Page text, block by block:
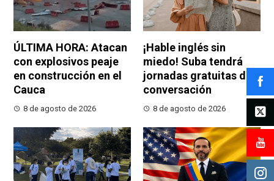
ÚLTIMA HORA: Atacan
con explosivos peaje
en construcción en el
Cauca
8 de agosto de 2026
¡Hable inglés sin
miedo! Suba tendrá
jornadas gratuitas de
conversación
8 de agosto de 2026